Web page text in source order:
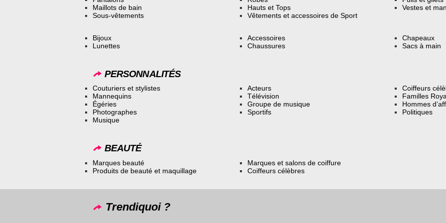
Maillots de bain
Sous-vêtements
Hauts et Tops
Vêtements et accessoires de Sport
Vestes et
Bijoux
Lunettes
Accessoires
Chaussures
Chapeaux
Sacs à main
PERSONNALITÉS
Couturiers et stylistes
Mannequins
Égéries
Photographes
Musique
Acteurs
Télévision
Groupe de musique
Sportifs
Coiffeurs
Familles
Hommes
Politiques
BEAUTÉ
Marques beauté
Produits de beauté et maquillage
Marques et salons de coiffure
Coiffeurs célèbres
Trendiquoi ?